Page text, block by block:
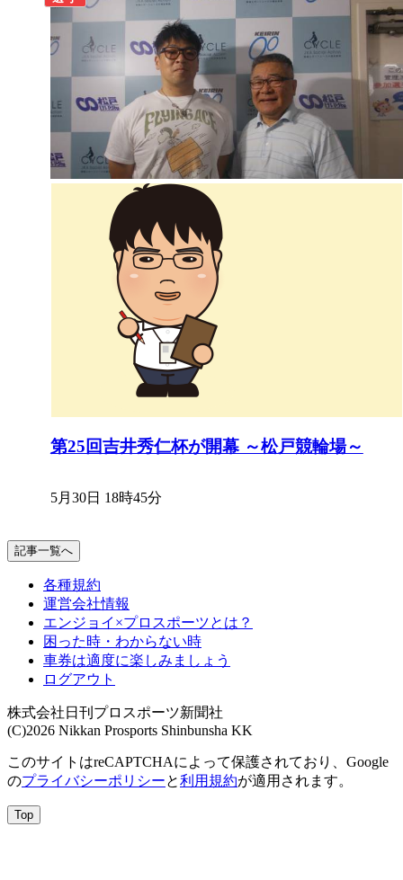
第25回吉井秀仁杯が開幕 ～松戸競輪場～
5月30日 18時45分
記事一覧へ
各種規約
運営会社情報
エンジョイ×プロスポーツとは？
困った時・わからない時
車券は適度に楽しみましょう
ログアウト
株式会社日刊プロスポーツ新聞社
(C)2026 Nikkan Prosports Shinbunsha KK
このサイトはreCAPTCHAによって保護されており、Google
のプライバシーポリシーと利用規約が適用されます。
Top